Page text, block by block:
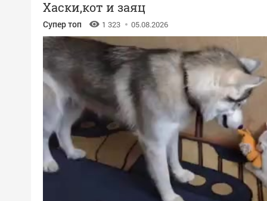
Хаски,кот и заяц
Супер топ 1 323 05.08.2026